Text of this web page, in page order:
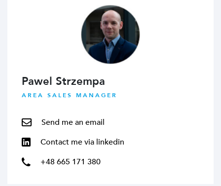
Pawel Strzempa
AREA SALES MANAGER
Send me an email
Contact me via linkedin
+48 665 171 380